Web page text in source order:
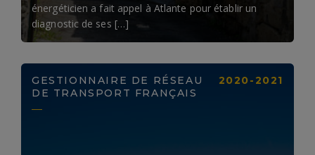
énergéticien a fait appel à Atlante pour établir un
diagnostic de ses […]
GESTIONNAIRE DE RÉSEAU
DE TRANSPORT FRANÇAIS
2020-2021